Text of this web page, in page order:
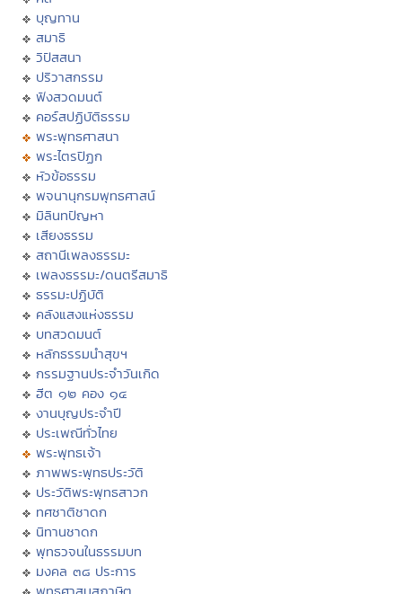
บุญทาน
สมาธิ
วิปัสสนา
ปริวาสกรรม
ฟังสวดมนต์
คอร์สปฏิบัติธรรม
พระพุทธศาสนา
พระไตรปิฏก
หัวข้อธรรม
พจนานุกรมพุทธศาสน์
มิลินทปัญหา
เสียงธรรม
สถานีเพลงธรรมะ
เพลงธรรมะ/ดนตรีสมาธิ
ธรรมะปฏิบัติ
คลังแสงแห่งธรรม
บทสวดมนต์
หลักธรรมนำสุขฯ
กรรมฐานประจำวันเกิด
ฮีต ๑๒ คอง ๑๔
งานบุญประจำปี
ประเพณีทั่วไทย
พระพุทธเจ้า
ภาพพระพุทธประวัติ
ประวัติพระพุทธสาวก
ทศชาติชาดก
นิทานชาดก
พุทธวจนในธรรมบท
มงคล ๓๘ ประการ